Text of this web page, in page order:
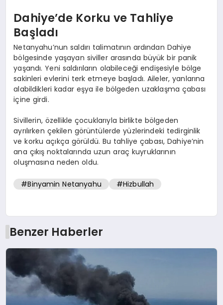
Dahiye’de Korku ve Tahliye
Başladı
Netanyahu’nun saldırı talimatının ardından Dahiye
bölgesinde yaşayan siviller arasında büyük bir panik
yaşandı. Yeni saldırıların olabileceği endişesiyle bölge
sakinleri evlerini terk etmeye başladı. Aileler, yanlarına
alabildikleri kadar eşya ile bölgeden uzaklaşma çabası
içine girdi.
Sivillerin, özellikle çocuklarıyla birlikte bölgeden
ayrılırken çekilen görüntülerde yüzlerindeki tedirginlik
ve korku açıkça görüldü. Bu tahliye çabası, Dahiye’nin
ana çıkış noktalarında uzun araç kuyruklarının
oluşmasına neden oldu.
#Binyamin Netanyahu #Hizbullah
Benzer Haberler